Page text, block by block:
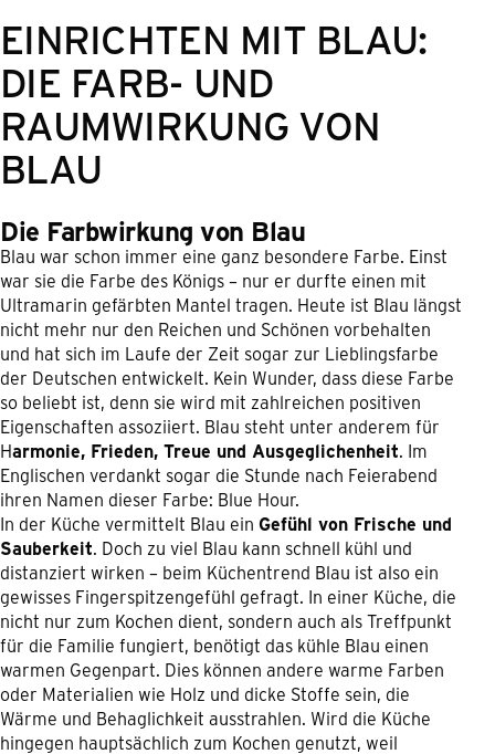
EINRICHTEN MIT BLAU:
DIE FARB- UND
RAUMWIRKUNG VON
BLAU
Die Farbwirkung von Blau
Blau war schon immer eine ganz besondere Farbe. Einst
war sie die Farbe des Königs – nur er durfte einen mit
Ultramarin gefärbten Mantel tragen. Heute ist Blau längst
nicht mehr nur den Reichen und Schönen vorbehalten
und hat sich im Laufe der Zeit sogar zur Lieblingsfarbe
der Deutschen entwickelt. Kein Wunder, dass diese Farbe
so beliebt ist, denn sie wird mit zahlreichen positiven
Eigenschaften assoziiert. Blau steht unter anderem für
Harmonie, Frieden, Treue und Ausgeglichenheit. Im
Englischen verdankt sogar die Stunde nach Feierabend
ihren Namen dieser Farbe: Blue Hour.
In der Küche vermittelt Blau ein Gefühl von Frische und
Sauberkeit. Doch zu viel Blau kann schnell kühl und
distanziert wirken – beim Küchentrend Blau ist also ein
gewisses Fingerspitzengefühl gefragt. In einer Küche, die
nicht nur zum Kochen dient, sondern auch als Treffpunkt
für die Familie fungiert, benötigt das kühle Blau einen
warmen Gegenpart. Dies können andere warme Farben
oder Materialien wie Holz und dicke Stoffe sein, die
Wärme und Behaglichkeit ausstrahlen. Wird die Küche
hingegen hauptsächlich zum Kochen genutzt, weil